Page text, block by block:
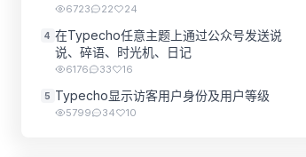
6723 22 24
4 在Typecho任意主题上通过公众号发送说
说、碎语、时光机、日记
6176 33 16
5 Typecho显示访客用户身份及用户等级
5799 34 10